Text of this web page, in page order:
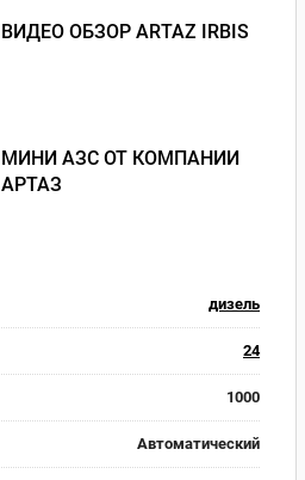
ВИДЕО ОБЗОР ARTAZ IRBIS
МИНИ АЗС ОТ КОМПАНИИ
АРТАЗ
дизель
24
1000
Автоматический